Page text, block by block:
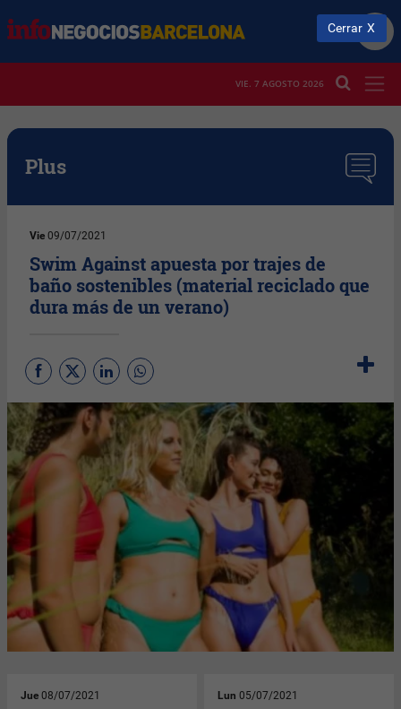
VIE. 7 AGOSTO 2026
Plus
Vie 09/07/2021
Swim Against apuesta por trajes de
baño sostenibles (material reciclado que
dura más de un verano)
Jue 08/07/2021 Lun 05/07/2021
Cerrar